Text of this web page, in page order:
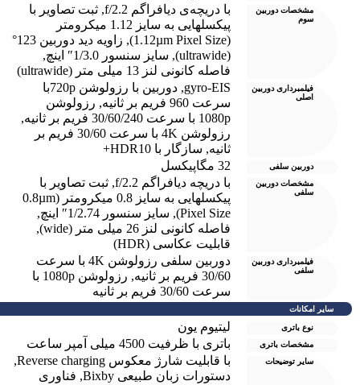
مشخصات دوربین
سوم
با دریچه‌ی دیافراگم f/2.2 ,ثبت تصاویر با
پیکسل‎هایی به سایز 1.12 میکرومتر
,
زاویه دید دوربین 123°
,سایز سنسور 1/3.0″ اینچ
,
فاصله کانونی لنز 13 میلی متر (ultrawide)
فیلمبرداری دوربین
اصلی
gyro-EIS
,
دوربین با رزولوشن 720pبا
سرعت 960 فریم بر ثانیه
,رزولوشن
1080p با سرعت 30/60/240 فریم بر ثانیه
,
رزولوشن 4K با سرعت 30/60 فریم بر
ثانیه,سازگار با HDR10+
دوربین سلفی 32 مگاپیکسل
مشخصات دوربین
سلفی
با دریچه دیافراگم f/2.2 ,ثبت تصاویر با
پیکسل‎هایی به سایز 0.8 میکرومتر (0.8µm
Pixel Size)
,سایز سنسور 1/2.74″ اینچ
,
فاصله کانونی لنز 26 میلی متر (wide)
,
قابلیت عکاسی (HDR)
فیلمبرداری دوربین
سلفی
دوربین سلفی رزولوشن 4K با سرعت
30/60 فریم بر ثانیه
,
رزولوشن 1080p با
سرعت 30/60 فریم بر ثانیه
سایر امکانات
نوع باتری لیتیوم یون
مشخصات باتری باتری با ظرفیت 4500 میلی آمپر ساعت
سایر توضیحات با قابلیت شارژ معکوس Reverse charging
,
دستورات زبان طبیعی Bixby
,فناوری